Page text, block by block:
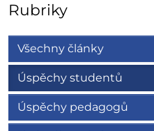
Rubriky
Všechny články
Úspěchy studentů
Úspěchy pedagogů